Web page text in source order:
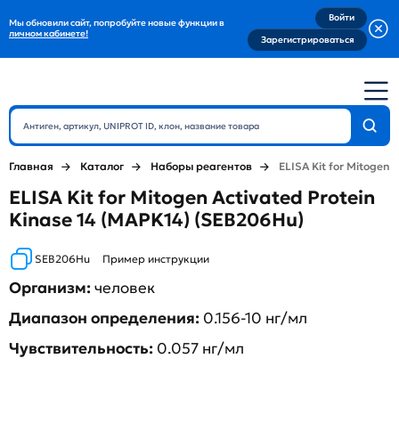
Мы обновили сайт, попробуйте новые функции в
личном кабинете!
Войти
Зарегистрироваться
Главная Каталог Наборы реагентов ELISA Kit for Mitogen
ELISA Kit for Mitogen Activated Protein
Kinase 14 (MAPK14) (SEB206Hu)
SEB206Hu Пример инструкции
Организм:человек
Диапазон определения: 0.156-10 нг/мл
Чувствительность: 0.057 нг/мл